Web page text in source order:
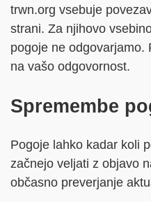
trwn.org vsebuje
strani. Za njihovo
pogoje ne odgovarjamo.
na vašo odgovornost.
Spremembe
Pogoje lahko kadar koli
začnejo veljati z objavo
občasno preverjanje